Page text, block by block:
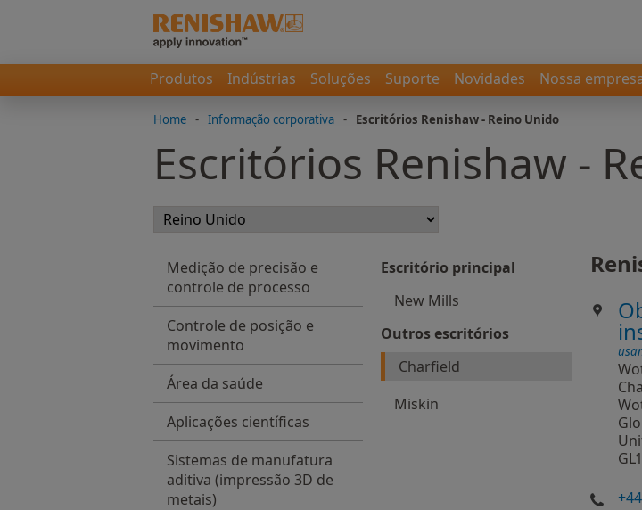
Produtos Indústrias Soluções Suporte Novidades Nossa
Home - Informação corporativa - Escritórios Renishaw - Reino Unido
Escritórios Renishaw -
Medição de precisão e
controle de processo
Controle de posição e
movimento
Área da saúde
Aplicações científicas
Sistemas de manufatura
aditiva (impressão 3D de
metais)
Escritório principal
New Mills
Outros escritórios
Charfield
Miskin